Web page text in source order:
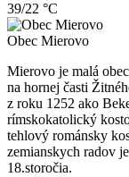
39/22 °C
Obec Mierovo
Mierovo je malá
na hornej časti
z roku 1252 ako
rímskokatolický
tehlový románsky
zemianskych radov
18.storočia.